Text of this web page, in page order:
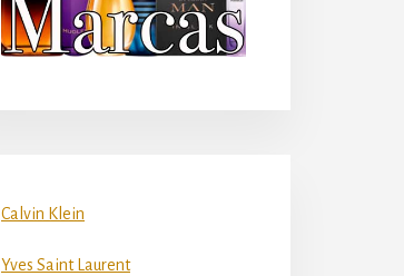
Calvin Klein
Yves Saint Laurent